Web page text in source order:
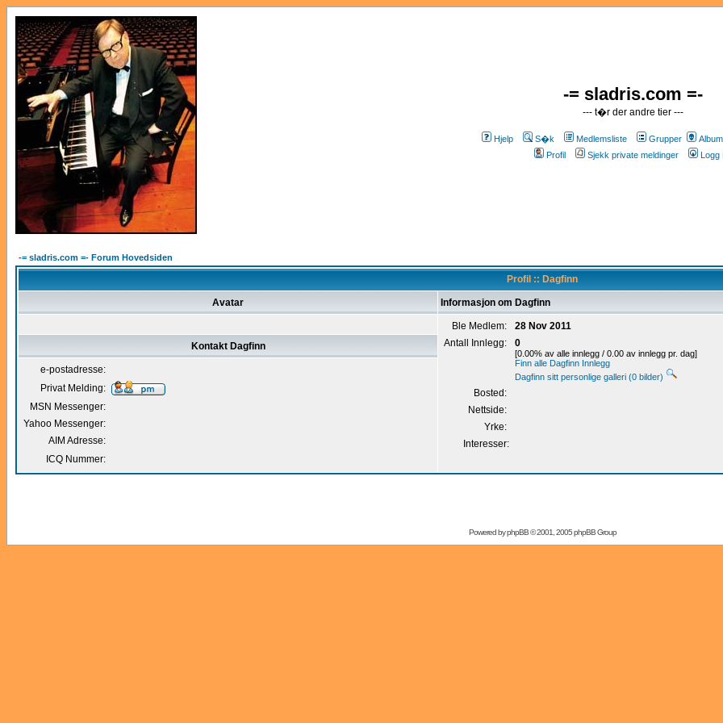
-= sladris.com =-
--- t�r der andre tier ---
Hjelp S�k Medlemsliste Grupper Album
Profil
Sjekk private meldinger Logg
-= sladris.com =- Forum Hovedsiden
Profil :: Dagfinn
Avatar Informasjon om Dagfinn
Ble Medlem:
28 Nov 2011
Antall Innlegg:
0
[0.00% av alle innlegg / 0.00 av innlegg pr. dag]
Finn alle Dagfinn Innlegg
Dagfinn sitt personlige galleri (0 bilder)
Bosted:
Nettside:
Yrke:
Interesser:
Kontakt Dagfinn
e-postadresse:
Privat Melding:
MSN Messenger:
Yahoo Messenger:
AIM Adresse:
ICQ Nummer:
Powered byphpBB© 2001, 2005 phpBB Group